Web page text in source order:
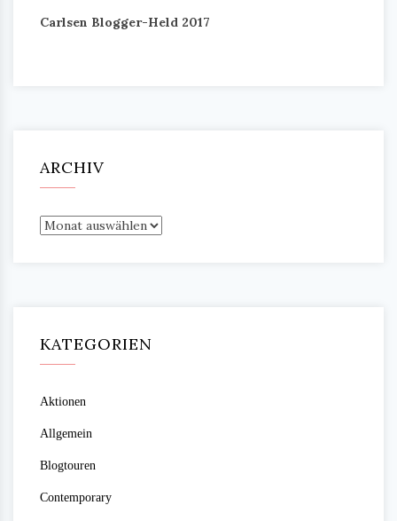
Carlsen Blogger-Held 2017
ARCHIV
Archiv
KATEGORIEN
Aktionen
Allgemein
Blogtouren
Contemporary